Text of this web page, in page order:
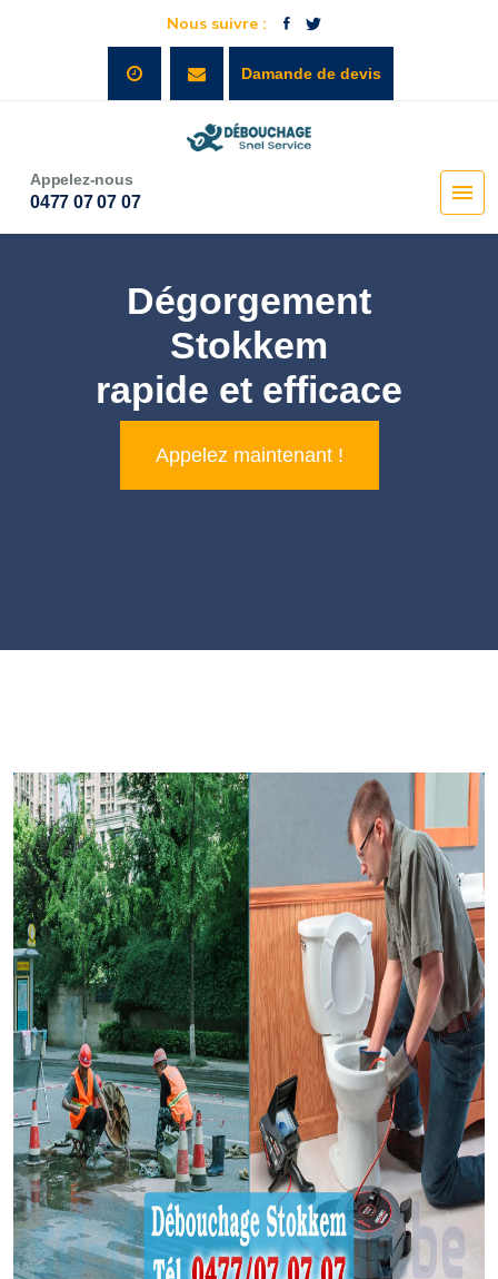
Nous suivre :
Damande de devis
Appelez-nous
0477 07 07 07
Dégorgement
Stokkem
rapide et efficace
Appelez maintenant !